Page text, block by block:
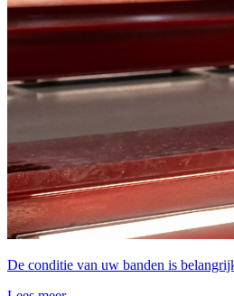
De conditie van uw banden is